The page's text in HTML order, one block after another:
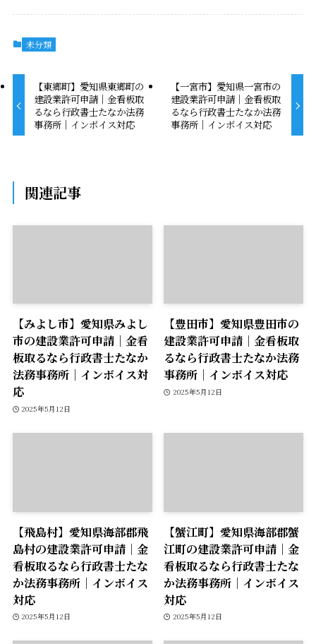
未分類
【東郷町】愛知県東郷町の
建設業許可申請｜金看板取
るなら行政書士たなか法務
事務所｜インボイス対応
【一宮市】愛知県一宮市の
建設業許可申請｜金看板取
るなら行政書士たなか法務
事務所｜インボイス対応
関連記事
【みよし市】愛知県みよし
市の建設業許可申請｜金看
板取るなら行政書士たなか
法務事務所｜インボイス対
応
2025年5月12日
【豊田市】愛知県豊田市の
建設業許可申請｜金看板取
るなら行政書士たなか法務
事務所｜インボイス対応
2025年5月12日
【飛島村】愛知県海部郡飛
島村の建設業許可申請｜金
看板取るなら行政書士たな
か法務事務所｜インボイス
対応
2025年5月12日
【蟹江町】愛知県海部郡蟹
江町の建設業許可申請｜金
看板取るなら行政書士たな
か法務事務所｜インボイス
対応
2025年5月12日